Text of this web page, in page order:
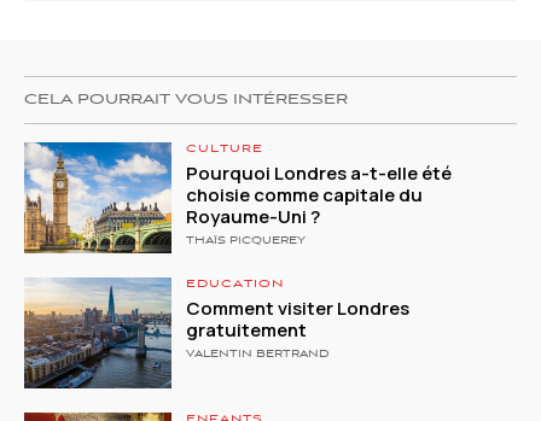
CELA POURRAIT VOUS INTÉRESSER
CULTURE
Pourquoi Londres a-t-elle été
choisie comme capitale du
Royaume-Uni ?
THAÏS PICQUEREY
EDUCATION
Comment visiter Londres
gratuitement
VALENTIN BERTRAND